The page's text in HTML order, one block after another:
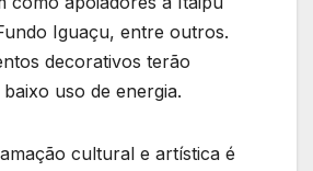
Iguaçu, entre outros.
decorativos terão
uso de energia.
cultural e artística é